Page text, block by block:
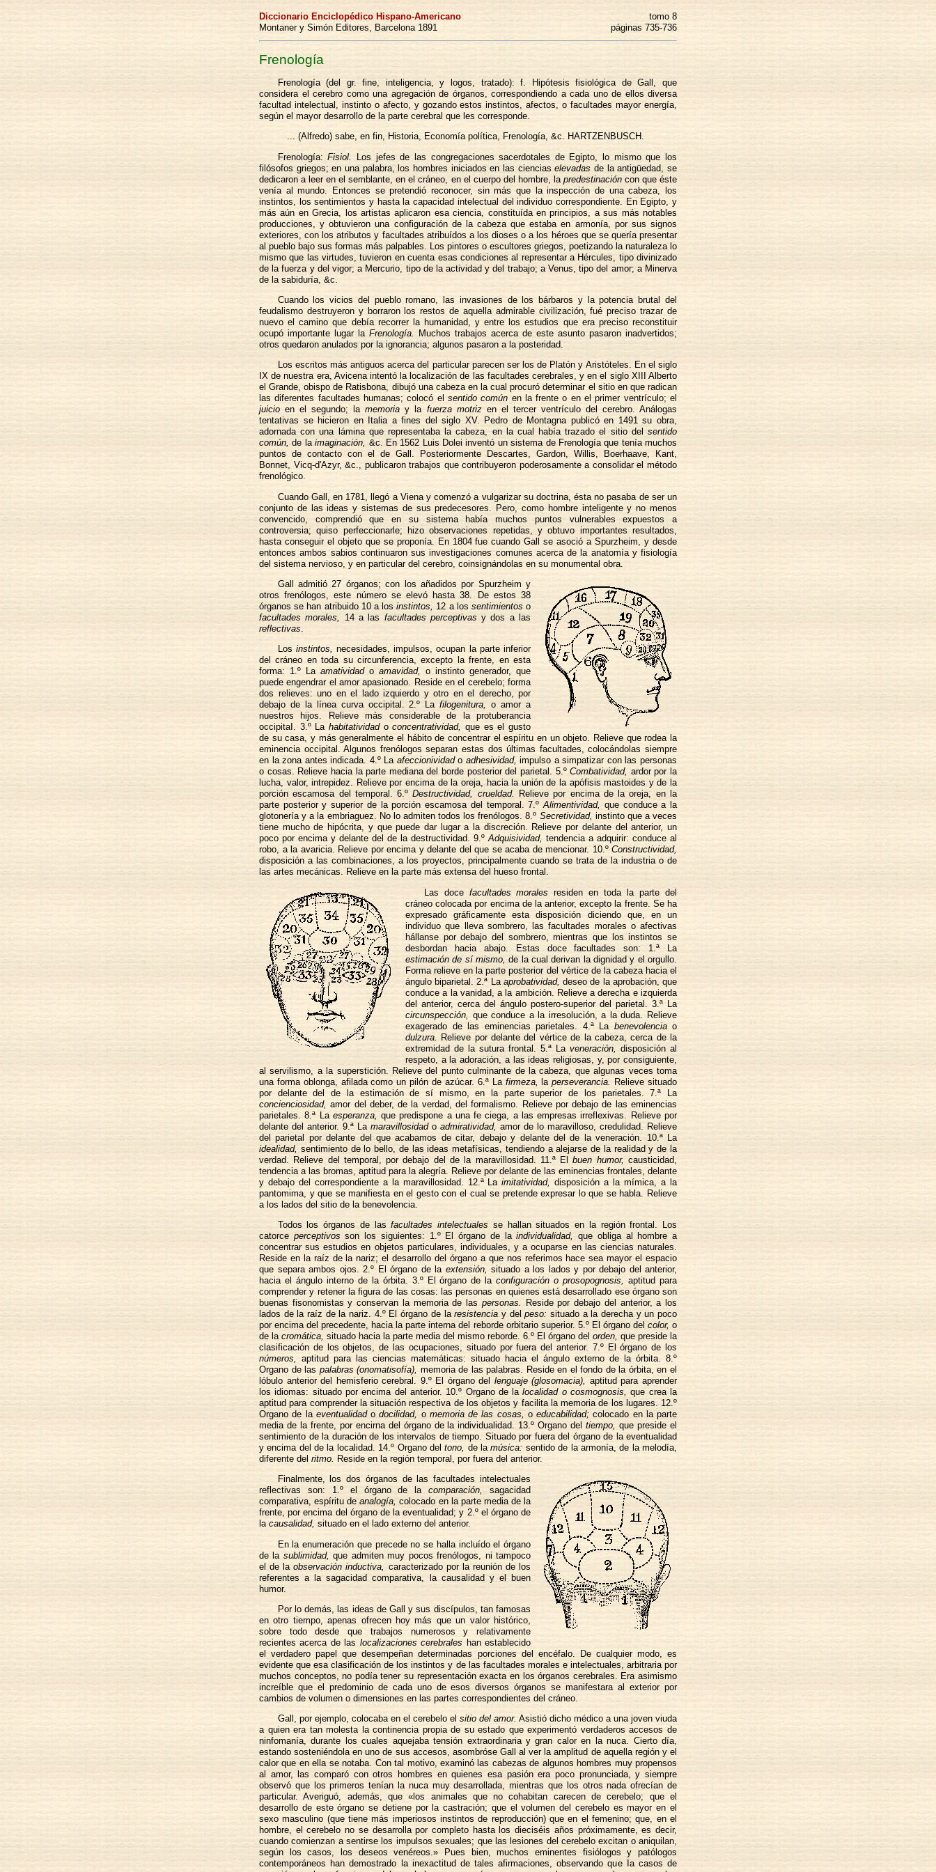
Diccionario Enciclopédico Hispano-Americano
Montaner y Simón Editores, Barcelona 1891
tomo 8
páginas 735-736
Frenología
Frenología (del gr. fine, inteligencia, y logos, tratado): f. Hipótesis fisiológica de Gall, que
considera el cerebro como una agregación de órganos, correspondiendo a cada uno de ellos diversa
facultad intelectual, instinto o afecto, y gozando estos instintos, afectos, o facultades mayor energía,
según el mayor desarrollo de la parte cerebral que les corresponde.
... (Alfredo) sabe, en fin, Historia, Economía política, Frenología, &c. HARTZENBUSCH.
Frenología:Fisiol. Los jefes de las congregaciones sacerdotales de Egipto, lo mismo que los
filósofos griegos; en una palabra, los hombres iniciados en las cienciaselevadas de la antigüedad, se
dedicaron a leer en el semblante, en el cráneo, en el cuerpo del hombre, la predestinacióncon que éste
venía al mundo. Entonces se pretendió reconocer, sin más que la inspección de una cabeza, los
instintos, los sentimientos y hasta la capacidad intelectual del individuo correspondiente. En Egipto, y
más aún en Grecia, los artistas aplicaron esa ciencia, constituída en principios, a sus más notables
producciones, y obtuvieron una configuración de la cabeza que estaba en armonía, por sus signos
exteriores, con los atributos y facultades atribuídos a los dioses o a los héroes que se quería presentar
al pueblo bajo sus formas más palpables. Los pintores o escultores griegos, poetizando la naturaleza lo
mismo que las virtudes, tuvieron en cuenta esas condiciones al representar a Hércules, tipo divinizado
de la fuerza y del vigor; a Mercurio, tipo de la actividad y del trabajo; a Venus, tipo del amor; a Minerva
de la sabiduría, &c.
Cuando los vicios del pueblo romano, las invasiones de los bárbaros y la potencia brutal del
feudalismo destruyeron y borraron los restos de aquella admirable civilización, fué preciso trazar de
nuevo el camino que debía recorrer la humanidad, y entre los estudios que era preciso reconstituir
ocupó importante lugar la Frenología.
Muchos trabajos acerca de este asunto pasaron inadvertidos;
otros quedaron anulados por la ignorancia; algunos pasaron a la posteridad.
Los escritos más antiguos acerca del particular parecen ser los de Platón y Aristóteles. En el siglo
IX de nuestra era, Avicena intentó la localización de las facultades cerebrales, y en el siglo XIII Alberto
el Grande, obispo de Ratisbona, dibujó una cabeza en la cual procuró determinar el sitio en que radican
las diferentes facultades humanas; colocó el sentido común en la frente o en el primer ventrículo; el
juicio en el segundo; lamemoria y la fuerza motrizen el tercer ventrículo del cerebro. Análogas
tentativas se hicieron en Italia a fines del siglo XV. Pedro de Montagna publicó en 1491 su obra,
adornada con una lámina que representaba la cabeza, en la cual había trazado el sitio delsentido
común, de laimaginación, &c. En 1562 Luis Dolei inventó un sistema de Frenología que tenía muchos
puntos de contacto con el de Gall. Posteriormente Descartes, Gardon, Willis, Boerhaave, Kant,
Bonnet, Vicq-d'Azyr, &c., publicaron trabajos que contribuyeron poderosamente a consolidar el método
frenológico.
Cuando Gall, en 1781, llegó a Viena y comenzó a vulgarizar su doctrina, ésta no pasaba de ser un
conjunto de las ideas y sistemas de sus predecesores. Pero, como hombre inteligente y no menos
convencido, comprendió que en su sistema había muchos puntos vulnerables expuestos a
controversia; quiso perfeccionarle; hizo observaciones repetidas, y obtuvo importantes resultados,
hasta conseguir el objeto que se proponía. En 1804 fue cuando Gall se asoció a Spurzheim, y desde
entonces ambos sabios continuaron sus investigaciones comunes acerca de la anatomía y fisiología
del sistema nervioso, y en particular del cerebro, coinsignándolas en su monumental obra.
Gall admitió 27 órganos; con los añadidos por Spurzheim y
otros frenólogos, este número se elevó hasta 38. De estos 38
órganos se han atribuido 10 a losinstintos, 12 a los sentimientos o
facultades morales,
14 a las facultades perceptivas y dos a las
reflectivas
Los instintos, necesidades, impulsos, ocupan la parte inferior
del cráneo en toda su circunferencia, excepto la frente, en esta
forma: 1.º La amatividado amavidad, o instinto generador, que
puede engendrar el amor apasionado. Reside en el cerebelo; forma
dos relieves: uno en el lado izquierdo y otro en el derecho, por
debajo de la línea curva occipital. 2.º Lafilogenitura, o amor a
nuestros hijos. Relieve más considerable de la protuberancia
occipitaI. 3.º La habitatividadoconcentratividad, que es el gusto
de su casa, y más generalmente el hábito de concentrar el espíritu en un objeto. Relieve que rodea la
eminencia occipital. Algunos frenólogos separan estas dos últimas facultades, colocándolas siempre
en la zona antes indicada. 4.º La afeccionividado adhesividad, impulso a simpatizar con las personas
o cosas. Relieve hacia la parte mediana del borde posterior del parietal. 5.ºCombatividad, ardor por la
lucha, valor, intrepidez. Relieve por encima de la oreja, hacia la unión de la apófisis mastoides y de la
porción escamosa del temporal. 6.ºDestructividad, crueldad.
Relieve por encima de la oreja, en la
parte posterior y superior de la porción escamosa del temporal. 7.ºAlimentividad, que conduce a la
glotonería y a la embriaguez. No lo admiten todos los frenólogos. 8.º Secretividad, instinto que a veces
tiene mucho de hipócrita, y que puede dar lugar a la discreción. Relieve por delante del anterior, un
poco por encima y delante del de la destructividad. 9.ºAdquisividad, tendencia a adquirir: conduce al
robo, a la avaricia. Relieve por encima y delante del que se acaba de mencionar. 10.º Constructividad,
disposición a las combinaciones, a los proyectos, principalmente cuando se trata de la industria o de
las artes mecánicas. Relieve en la parte más extensa del hueso frontal.
Las doce facultades morales residen en toda la parte del
cráneo colocada por encima de la anterior, excepto la frente. Se ha
expresado gráficamente esta disposición diciendo que, en un
individuo que lleva sombrero, las facultades morales o afectivas
hállanse por debajo del sombrero, mientras que los instintos se
desbordan hacia abajo. Estas doce facultades son: 1.ª La
estimación de sí mismo, de la cual derivan la dignidad y el orgullo.
Forma relieve en la parte posterior del vértice de la cabeza hacia el
ángulo biparietal. 2.ª La aprobatividad, deseo de la aprobación, que
conduce a la vanidad, a la ambición. Relieve a derecha e izquierda
del anterior, cerca del ángulo postero-superior del parietal. 3.ª La
circunspección,
que conduce a la irresolución, a la duda. Relieve
exagerado de las eminencias parietales. 4.ª La benevolenciao
dulzura.
Relieve por delante del vértice de la cabeza, cerca de la
extremidad de la sutura frontal. 5.ª La veneración, disposición al
respeto, a la adoración, a las ideas religiosas, y, por consiguiente,
al servilismo, a la superstición. Relieve del punto culminante de la cabeza, que algunas veces toma
una forma oblonga, afilada como un pilón de azúcar. 6.ª La firmeza, laperseverancia. Relieve situado
por delante del de la estimación de sí mismo, en la parte superior de los parietales. 7.ª La
concienciosidad, amor del deber, de la verdad, del formalismo. Relieve por debajo de las eminencias
parietales. 8.ª La esperanza, que predispone a una fe ciega, a las empresas irreflexivas. Relieve por
delante del anterior. 9.ª La maravillosidado admiratividad, amor de lo maravilloso, credulidad. Relieve
del parietal por delante del que acabamos de citar, debajo y delante del de la veneración. 10.ª La
idealidad, sentimiento de lo bello, de las ideas metafísicas, tendiendo a alejarse de la realidad y de la
verdad. Relieve del temporal, por debajo del de la maravillosidad. 11.ª Elbuen humor, causticidad,
tendencia a las bromas, aptitud para la alegría. Relieve por delante de las eminencias frontales, delante
y debajo del correspondiente a la maravillosidad. 12.ª Laimitatividad, disposición a la mímica, a la
pantomima, y que se manifiesta en el gesto con el cual se pretende expresar lo que se habla. Relieve
a los lados del sitio de la benevolencia.
Todos los órganos de lasfacultades intelectuales se hallan situados en la región frontal. Los
catorce perceptivos son los siguientes: 1.º El órgano de laindividualidad,
que obliga al hombre a
concentrar sus estudios en objetos particulares, individuales, y a ocuparse en las ciencias naturales.
Reside en la raíz de la nariz; el desarrollo del órgano a que nos referimos hace sea mayor el espacio
que separa ambos ojos. 2.º El órgano de la extensión, situado a los lados y por debajo del anterior,
hacia el ángulo interno de la órbita. 3.º El órgano de laconfiguración o prosopognosis,
aptitud para
comprender y retener la figura de las cosas: las personas en quienes está desarrollado ese órgano son
buenas fisonomistas y conservan la memoria de las personas.
Reside por debajo del anterior, a los
lados de la raíz de la nariz. 4.º El órgano de laresistencia y delpeso: situado a la derecha y un poco
por encima del precedente, hacia la parte interna del reborde orbitario superior. 5.º El órgano del color, o
de la cromática, situado hacia la parte media del mismo reborde. 6.º El órgano del orden, que preside la
clasificación de los objetos, de las ocupaciones, situado por fuera del anterior. 7.º El órgano de los
números,
aptitud para las ciencias matemáticas: situado hacia el ángulo externo de la órbita. 8.º
Organo de las palabras (onomatisofía), memoria de las palabras. Reside en el fondo de la órbita, en el
lóbulo anterior del hemisferio cerebral. 9.º El órgano del lenguaje (glosomacia),
aptitud para aprender
los idiomas: situado por encima del anterior. 10.º Organo de lalocalidad o cosmognosis, que crea la
aptitud para comprender la situación respectiva de los objetos y facilita la memoria de los lugares. 12.º
Organo de la eventualidadodocilidad, o memoria de las cosas, o educabilidad; colocado en la parte
media de la frente, por encirna del órgano de la individualidad. 13.º Organo deltiempo, que preside el
sentimiento de la duración de los intervalos de tiempo. Situado por fuera del órgano de la eventualidad
y encima del de la localidad. 14.º Organo deltono, de lamúsica: sentido de la armonía, de la melodía,
diferente del ritmo.
Reside en la región temporal, por fuera del anterior.
Finalmente, los dos órganos de las facultades intelectuales
reflectivas son: 1.º el órgano de lacomparación, sagacidad
comparativa, espíritu deanalogía, colocado en la parte media de la
frente, por encima del órgano de la eventualidad; y 2.º el órgano de
lacausalidad, situado en el lado externo del anterior.
En la enumeración que precede no se halla incluído el órgano
de la sublimidad, que admiten muy pocos frenólogos, ni tampoco
el de laobservación inductiva,
caracterizado por la reunión de los
referentes a la sagacidad comparativa, la causalidad y el buen
humor.
Por lo demás, las ideas de Gall y sus discípulos, tan famosas
en otro tiempo, apenas ofrecen hoy más que un valor histórico,
sobre todo desde que trabajos numerosos y relativamente
recientes acerca de las localizaciones cerebrales han establecido
el verdadero papel que desempeñan determinadas porciones del encéfalo. De cualquier modo, es
evidente que esa clasificación de los instintos y de las facultades morales e intelectuales, arbitraria por
muchos conceptos, no podía tener su representación exacta en los órganos cerebrales. Era asimismo
increíble que el predominio de cada uno de esos diversos órganos se manifestara al exterior por
cambios de volumen o dimensiones en las partes correspondientes del cráneo.
Gall, por ejemplo, colocaba en el cerebelo el sitio del amor. Asistió dicho médico a una joven viuda
a quien era tan molesta la continencia propia de su estado que experimentó verdaderos accesos de
ninfomanía, durante los cuales aquejaba tensión extraordinaria y gran calor en la nuca. Cierto día,
estando sosteniéndola en uno de sus accesos, asombróse Gall al ver la amplitud de aquella región y el
calor que en ella se notaba. Con tal motivo, examinó las cabezas de algunos hombres muy propensos
al amor, las comparó con otros hombres en quienes esa pasión era poco pronunciada, y siempre
observó que los primeros tenían la nuca muy desarrollada, mientras que los otros nada ofrecían de
particular. Averiguó, además, que «los animales que no cohabitan carecen de cerebelo; que el
desarrollo de este órgano se detiene por la castración; que el volumen del cerebelo es mayor en el
sexo masculino (que tiene más imperiosos instintos de reproducción) que en el femenino; que, en el
hombre, el cerebelo no se desarrolla por completo hasta los dieciséis años próximamente, es decir,
cuando comienzan a sentirse los impulsos sexuales; que las lesiones del cerebelo excitan o aniquilan,
según los casos, los deseos venéreos.» Pues bien, muchos eminentes fisiólogos y patólogos
contemporáneos han demostrado la inexactitud de tales afirmaciones, observando que Ia casos de